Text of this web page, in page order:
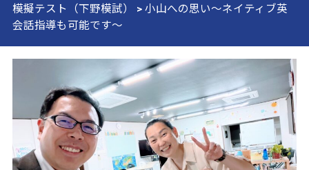
模擬テスト（下野模試）
> 小山への思い～ネイティブ英
会話指導も可能です～